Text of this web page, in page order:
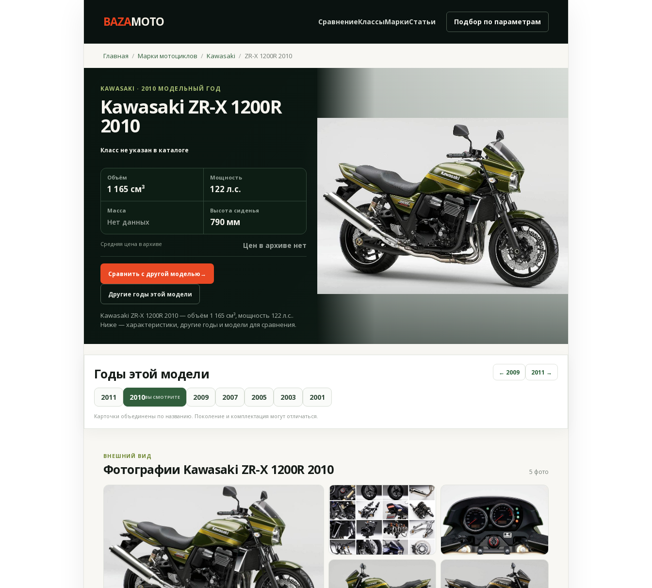
BAZAMOTO СравнениеКлассыМаркиСтатьи Подбор по параметрам
Главная Марки мотоциклов Kawasaki ZR-X 1200R 2010
KAWASAKI · 2010 МОДЕЛЬНЫЙ ГОД
Kawasaki ZR-X 1200R
2010
Класс не указан в каталоге
Объём
1 165 см³
Мощность
122 л.с.
Масса
Нет данных
Высота сиденья
790 мм
Средняя цена в архиве Цен в архиве нет
Сравнить с другой моделью→
Другие годы этой модели
Kawasaki ZR-X 1200R 2010 — объём 1 165 см³, мощность 122 л.с..
Ниже — характеристики, другие годы и модели для сравнения.
Годы этой модели ← 2009 2011 →
2011 2010ВЫ СМОТРИТЕ 2009 2007 2005 2003 2001
Карточки объединены по названию. Поколение и комплектация могут отличаться.
ВНЕШНИЙ ВИД
Фотографии Kawasaki ZR-X 1200R 2010 5 фото